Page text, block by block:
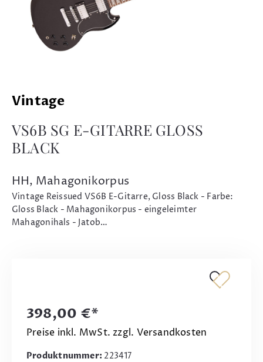
Vintage
VS6B SG E-GITARRE GLOSS
BLACK
HH, Mahagonikorpus
Vintage Reissued VS6B E-Gitarre, Gloss Black - Farbe:
Gloss Black - Mahagonikorpus - eingeleimter
Mahagonihals - Jatob…
398,00 €*
Preise inkl. MwSt. zzgl. Versandkosten
Produktnummer: 223417